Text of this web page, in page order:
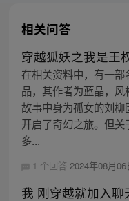
相关问答
穿越狐妖之我是王
在相关资料中，有一
品，其作者为蓝晶，风
故事中身为孤女的刘
开启了奇幻之旅。但
多...
1 个回答 2024年08月
我 刚穿越就加入聊